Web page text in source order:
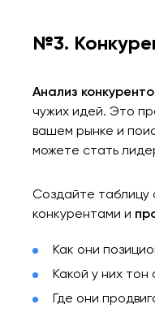
№3.
Анализ
чужих идей. Это
вашем рынке и
можете стать
Создайте таблицу
конкурентами и
Как они
Какой у них
Где они